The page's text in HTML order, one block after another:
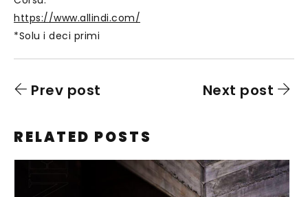
https://www.allindi.com/
*Solu i deci primi
Prev post Next post
RELATED POSTS